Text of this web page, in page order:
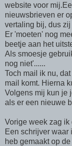
website voor
nieuwsbrieven er
vertaling bij, dus
Er 'moeten' nog
beetje aan het
Als smoesje
nog niet'......
Toch mail ik nu,
mail komt. Hierna
Volgens mij kun je
als er een nieuwe
Vorige week zag
Een schrijver waar
heb gemaakt op